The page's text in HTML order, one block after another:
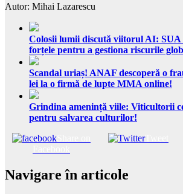
Autor: Mihai Lazarescu
Colosii lumii discută viitorul AI: SUA
forțele pentru a gestiona riscurile
Scandal uriaș! ANAF descoperă o
lei la o firmă de lupte MMA online!
Grindina amenință viile: Viticultorii
pentru salvarea culturilor!
Tweet
Navigare în articole